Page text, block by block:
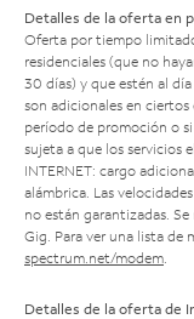
Detalles de la oferta en
Oferta por tiempo
residenciales (que no
30 días) y que estén al
son adicionales en
período de promoción o
sujeta a que los servicios
INTERNET: cargo
alámbrica. Las
no están garantizadas.
Gig. Para ver una lista de
spectrum.net/modem
Detalles de la oferta de